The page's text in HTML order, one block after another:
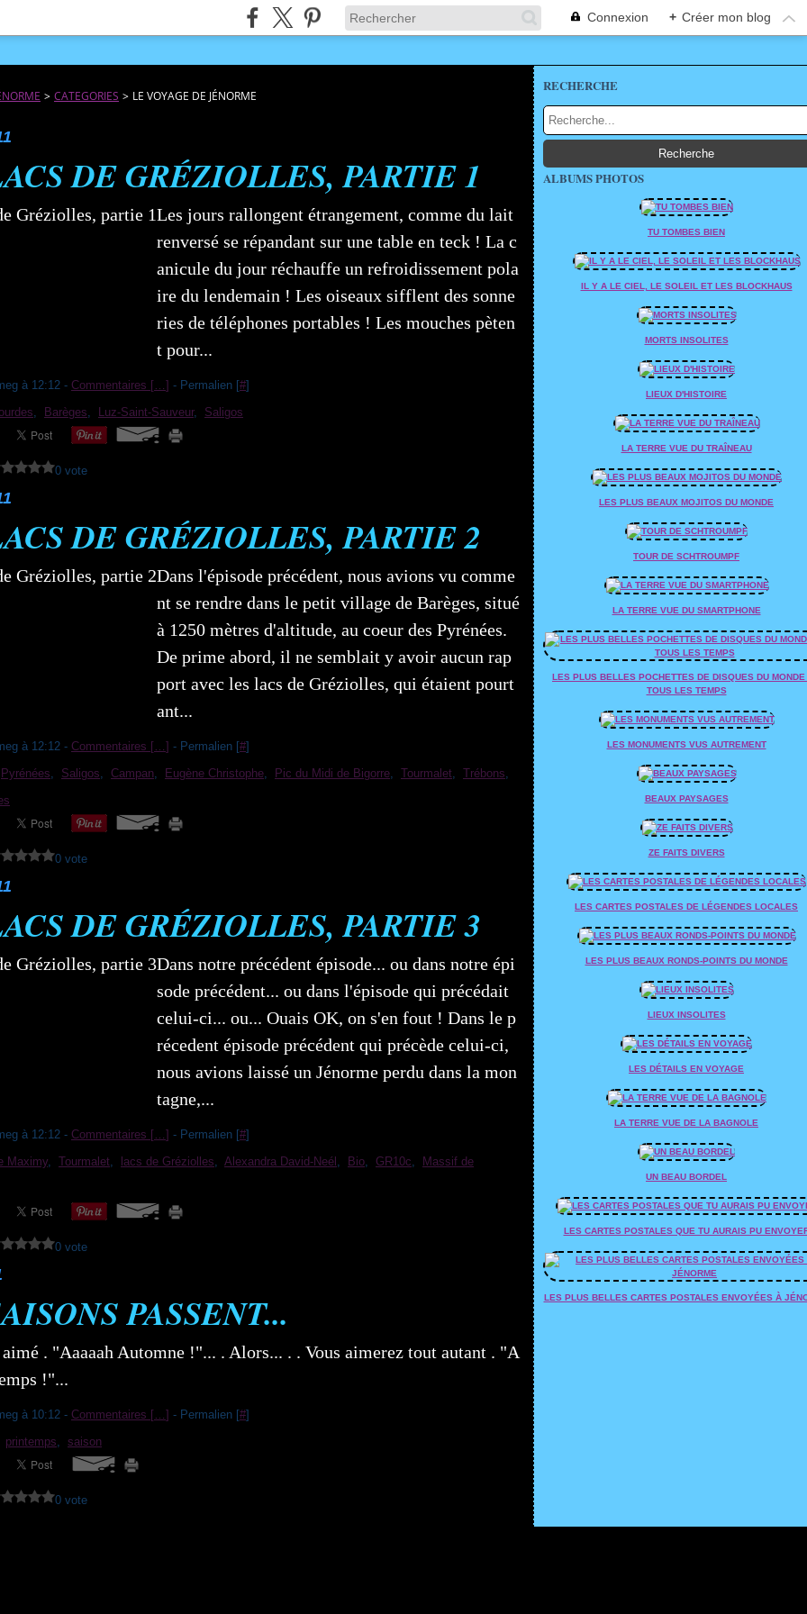
Connexion + Créer mon blog
> CATEGORIES > LE VOYAGE DE JÉNORME
DE GRÉZIOLLES, PARTIE 1
Les jours rallongent étrangement, comme du lait
renversé se répandant sur une table en teck ! La c
anicule du jour réchauffe un refroidissement pola
ire du lendemain ! Les oiseaux sifflent des sonne
ries de téléphones portables ! Les mouches pèten
t pour...
à 12:12 - Commentaires […] - Permalien [#]
, Barèges, Luz-Saint-Sauveur, Saligos
0 vote
DE GRÉZIOLLES, PARTIE 2
Dans l'épisode précédent, nous avions vu comme
nt se rendre dans le petit village de Barèges, situé
à 1250 mètres d'altitude, au coeur des Pyrénées.
De prime abord, il ne semblait y avoir aucun rap
port avec les lacs de Gréziolles, qui étaient pourt
ant...
à 12:12 - Commentaires […] - Permalien [#]
Pyrénées, Saligos, Campan, Eugène Christophe, Pic du Midi de Bigorre, Tourmalet, Trébons,
0 vote
DE GRÉZIOLLES, PARTIE 3
Dans notre précédent épisode... ou dans notre épi
sode précédent... ou dans l'épisode qui précédait
celui-ci... ou... Ouais OK, on s'en fout ! Dans le p
récedent épisode précédent qui précède celui-ci,
nous avions laissé un Jénorme perdu dans la mon
tagne,...
à 12:12 - Commentaires […] - Permalien [#]
Maximy, Tourmalet, lacs de Gréziolles, Alexandra David-Neél , Bio, GR10c,
Massif de
0 vote
PASSENT...
aimé . "Aaaaah Automne !"... . Alors... . . Vous aimerez tout autant . "A
!"...
à 10:12 - Commentaires […] - Permalien [#]
printemps, saison
0 vote
RECHERCHE
ALBUMS PHOTOS
TU TOMBES BIEN
IL Y A LE CIEL, LE SOLEIL ET LES BLOCKHAUS
MORTS INSOLITES
LIEUX D'HISTOIRE
LA TERRE VUE DU TRAÎNEAU
LES PLUS BEAUX MOJITOS DU MONDE
TOUR DE SCHTROUMPF
LA TERRE VUE DU SMARTPHONE
LES PLUS BELLES POCHETTES DE DISQUES DU MONDE
TOUS LES TEMPS
LES MONUMENTS VUS AUTREMENT
BEAUX PAYSAGES
ZE FAITS DIVERS
LES CARTES POSTALES DE LÉGENDES LOCALES
LES PLUS BEAUX RONDS-POINTS DU MONDE
LIEUX INSOLITES
LES DÉTAILS EN VOYAGE
LA TERRE VUE DE LA BAGNOLE
UN BEAU BORDEL
LES CARTES POSTALES QUE TU AURAIS PU
LES PLUS BELLES CARTES POSTALES ENVOYÉES À